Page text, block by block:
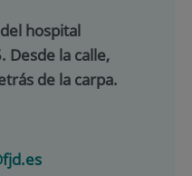
hospital
Desde la calle,
de la carpa.